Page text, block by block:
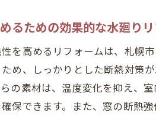
るための効果的な水廻り
を高めるリフォームは、札幌
め、しっかりとした断熱対策
の素材は、温度変化を抑え、
保できます。また、窓の断熱